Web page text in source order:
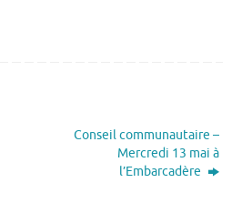
Conseil communautaire –
Mercredi 13 mai à
l’Embarcadère